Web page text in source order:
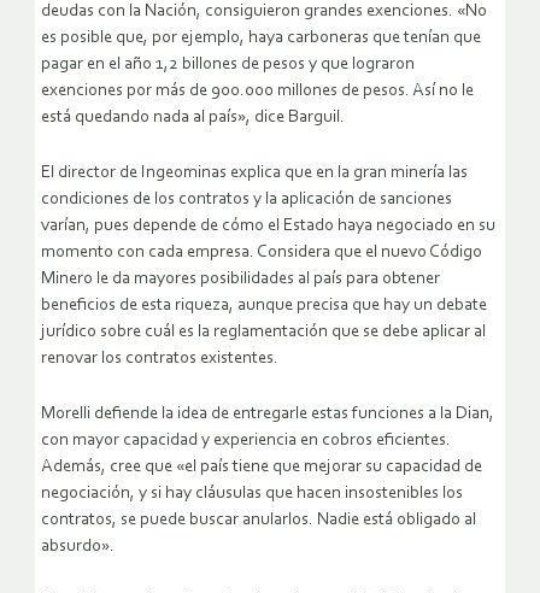
deudas con la Nación, consiguieron grandes exenciones. «No
es posible que, por ejemplo, haya carboneras que tenían que
pagar en el año 1,2 billones de pesos y que lograron
exenciones por más de 900.000 millones de pesos. Así no le
está quedando nada al país», dice Barguil.
El director de Ingeominas explica que en la gran minería las
condiciones de los contratos y la aplicación de sanciones
varían, pues depende de cómo el Estado haya negociado en su
momento con cada empresa. Considera que el nuevo Código
Minero le da mayores posibilidades al país para obtener
beneficios de esta riqueza, aunque precisa que hay un debate
jurídico sobre cuál es la reglamentación que se debe aplicar al
renovar los contratos existentes.
Morelli defiende la idea de entregarle estas funciones a la Dian,
con mayor capacidad y experiencia en cobros eficientes.
Además, cree que «el país tiene que mejorar su capacidad de
negociación, y si hay cláusulas que hacen insostenibles los
contratos, se puede buscar anularlos. Nadie está obligado al
absurdo».